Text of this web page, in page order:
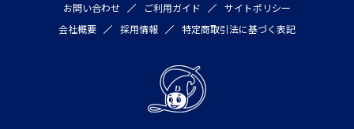
お問い合わせ ご利用ガイド
サイトポリシー
会社概要
採用情報 特定商取引法に基づく表記